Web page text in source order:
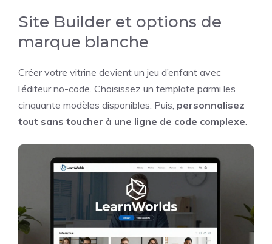
Site Builder et options de
marque blanche
Créer votre vitrine devient un jeu d’enfant avec
l’éditeur no-code. Choisissez un template parmi les
cinquante modèles disponibles. Puis, personnalisez
tout sans toucher à une ligne de code complexe